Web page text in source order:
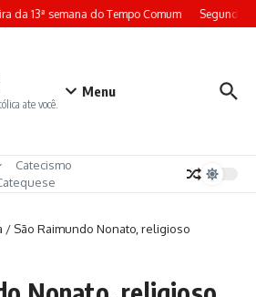
da 13ª semana do Tempo Comum Segunda-
ate você.
Menu
Catecismo
/ São Raimundo Nonato, religioso